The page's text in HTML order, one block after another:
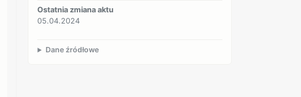
Ostatnia zmiana aktu
05.04.2024
Dane źródłowe